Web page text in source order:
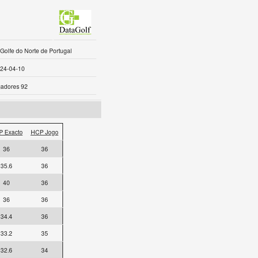
do Norte de Portugal
04-10
92
Exacto
HCP Jogo
36
36
35.6
36
40
36
36
36
34.4
36
33.2
35
32.6
34